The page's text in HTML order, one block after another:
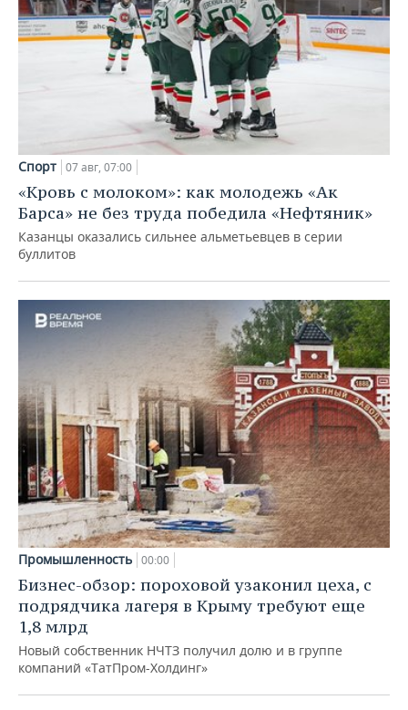
Спорт 07 авг, 07:00
«Кровь с молоком»: как молодежь «Ак
Барса» не без труда победила «Нефтяник»
Казанцы оказались сильнее альметьевцев в серии
буллитов
Промышленность 00:00
Бизнес-обзор: пороховой узаконил цеха, с
подрядчика лагеря в Крыму требуют еще
1,8 млрд
Новый собственник НЧТЗ получил долю и в группе
компаний «ТатПром-Холдинг»